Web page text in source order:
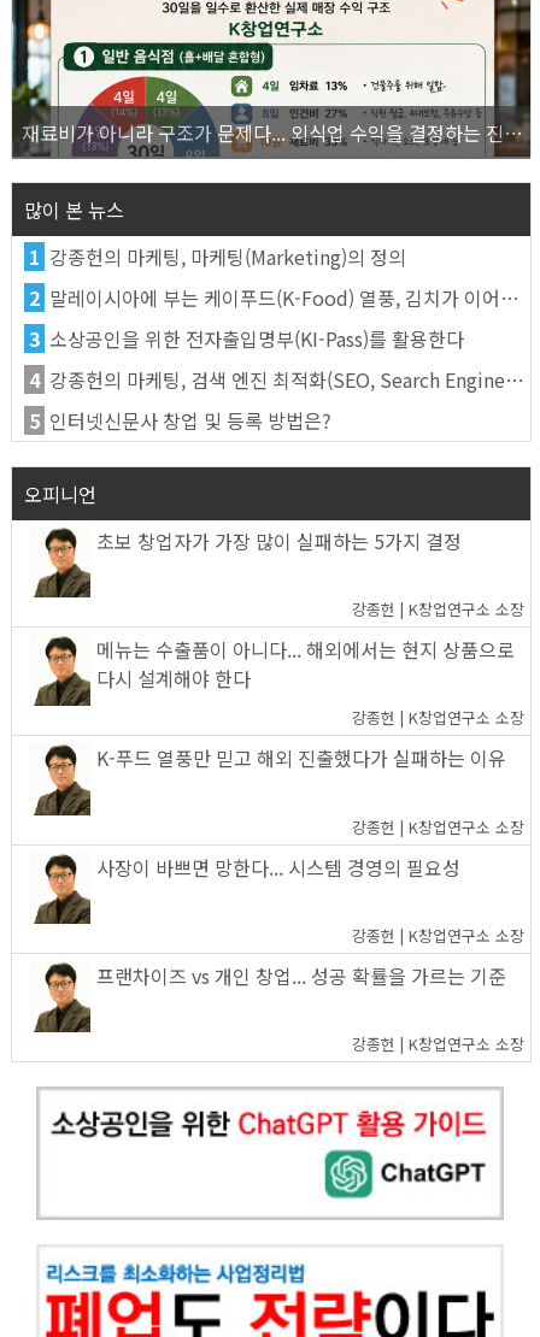
재료비가 아니라 구조가 문제다... 외식업 수익을 결정하는 진짜 숫자의 비밀
많이 본 뉴스
1 강종헌의 마케팅, 마케팅(Marketing)의 정의
2 말레이시아에 부는 케이푸드(K-Food) 열풍, 김치가 이어간다
3 소상공인을 위한 전자출입명부(KI-Pass)를 활용한다
4 강종헌의 마케팅, 검색 엔진 최적화(SEO, Search Engine Optimization)란
5 인터넷신문사 창업 및 등록 방법은?
오피니언
초보 창업자가 가장 많이 실패하는 5가지 결정
강종헌 | K창업연구소 소장
메뉴는 수출품이 아니다... 해외에서는 현지 상품으로
다시 설계해야 한다
강종헌 | K창업연구소 소장
K-푸드 열풍만 믿고 해외 진출했다가 실패하는 이유
강종헌 | K창업연구소 소장
사장이 바쁘면 망한다... 시스템 경영의 필요성
강종헌 | K창업연구소 소장
프랜차이즈 vs 개인 창업... 성공 확률을 가르는 기준
강종헌 | K창업연구소 소장